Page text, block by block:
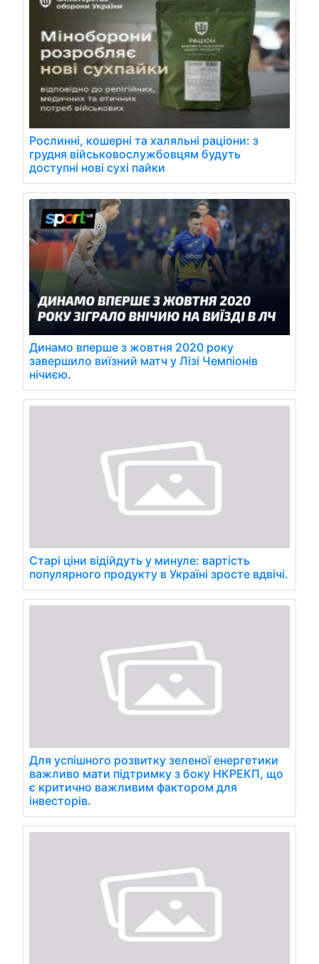
Рослинні, кошерні та халяльні раціони: з
грудня військовослужбовцям будуть
доступні нові сухі пайки
Динамо вперше з жовтня 2020 року
завершило виїзний матч у Лізі Чемпіонів
нічиєю.
Старі ціни відійдуть у минуле: вартість
популярного продукту в Україні зросте вдвічі.
Для успішного розвитку зеленої енергетики
важливо мати підтримку з боку НКРЕКП, що
є критично важливим фактором для
інвесторів.